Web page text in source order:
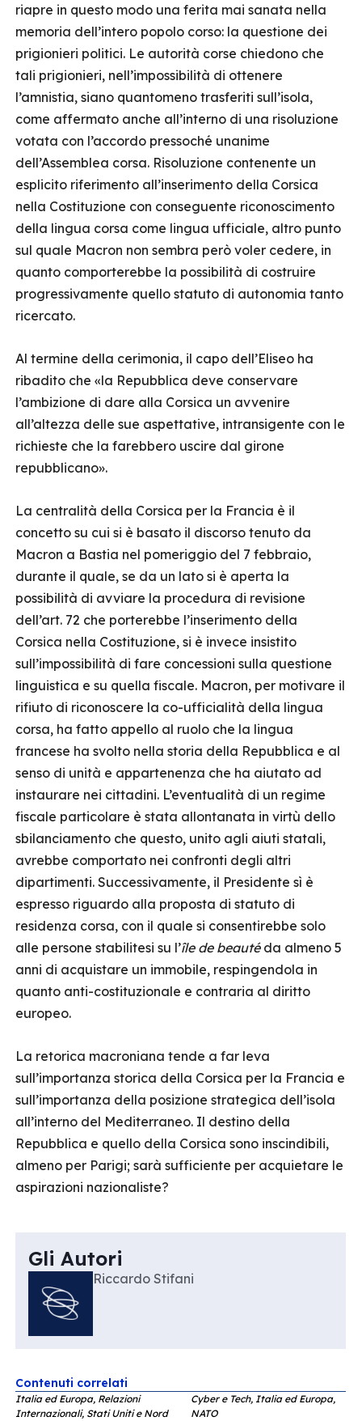
riapre in questo modo una ferita mai sanata nella
memoria dell’intero popolo corso: la questione dei
prigionieri politici. Le autorità corse chiedono che
tali prigionieri, nell’impossibilità di ottenere
l’amnistia, siano quantomeno trasferiti sull’isola,
come affermato anche all’interno di una risoluzione
votata con l’accordo pressoché unanime
dell’Assemblea corsa. Risoluzione contenente un
esplicito riferimento all’inserimento della Corsica
nella Costituzione con conseguente riconoscimento
della lingua corsa come lingua ufficiale, altro punto
sul quale Macron non sembra però voler cedere, in
quanto comporterebbe la possibilità di costruire
progressivamente quello statuto di autonomia tanto
ricercato.
Al termine della cerimonia, il capo dell’Eliseo ha
ribadito che «la Repubblica deve conservare
l’ambizione di dare alla Corsica un avvenire
all’altezza delle sue aspettative, intransigente con le
richieste che la farebbero uscire dal girone
repubblicano».
La centralità della Corsica per la Francia è il
concetto su cui si è basato il discorso tenuto da
Macron a Bastia nel pomeriggio del 7 febbraio,
durante il quale, se da un lato si è aperta la
possibilità di avviare la procedura di revisione
dell’art. 72 che porterebbe l’inserimento della
Corsica nella Costituzione, si è invece insistito
sull’impossibilità di fare concessioni sulla questione
linguistica e su quella fiscale. Macron, per motivare il
rifiuto di riconoscere la co-ufficialità della lingua
corsa, ha fatto appello al ruolo che la lingua
francese ha svolto nella storia della Repubblica e al
senso di unità e appartenenza che ha aiutato ad
instaurare nei cittadini. L’eventualità di un regime
fiscale particolare è stata allontanata in virtù dello
sbilanciamento che questo, unito agli aiuti statali,
avrebbe comportato nei confronti degli altri
dipartimenti. Successivamente, il Presidente sì è
espresso riguardo alla proposta di statuto di
residenza corsa, con il quale si consentirebbe solo
alle persone stabilitesi su l’île de beauté da almeno 5
anni di acquistare un immobile, respingendola in
quanto anti-costituzionale e contraria al diritto
europeo.
La retorica macroniana tende a far leva
sull’importanza storica della Corsica per la Francia e
sull’importanza della posizione strategica dell’isola
all’interno del Mediterraneo. Il destino della
Repubblica e quello della Corsica sono inscindibili,
almeno per Parigi; sarà sufficiente per acquietare le
aspirazioni nazionaliste?
Gli Autori
Riccardo Stifani
Contenuti correlati
Italia ed Europa, Relazioni
Internazionali, Stati Uniti e Nord
Cyber e Tech, Italia ed Europa,
NATO